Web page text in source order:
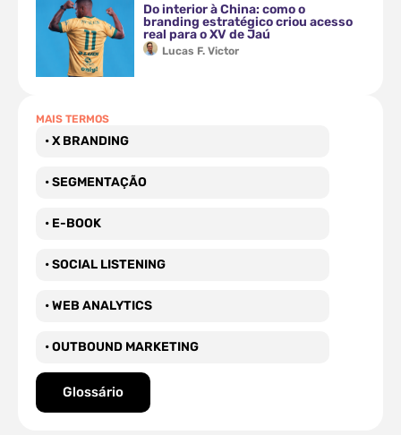
Do interior à China: como o
branding estratégico criou acesso
real para o XV de Jaú
Lucas F. Victor
MAIS TERMOS
• X BRANDING
• SEGMENTAÇÃO
• E-BOOK
• SOCIAL LISTENING
• WEB ANALYTICS
• OUTBOUND MARKETING
Glossário